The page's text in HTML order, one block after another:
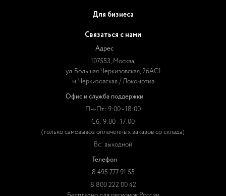
Для бизнеса
Связаться с нами
Адрес
107553, Москва,
ул. Большая Черкизовская, 26АС1
м. Черкизовская / Локомотив
Офис и служба поддержки
Пн-Пт: 9:00 - 18:00
Сб: 9:00 - 17:00
(только самовывоз оплаченных заказов со склада)
Вс: выходной
Телефон
8 495 777 91 55
8 800 222 00 42